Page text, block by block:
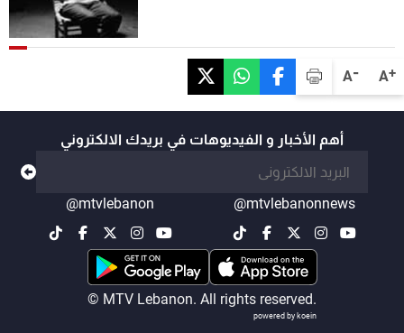
A+
A-
أهم الأخبار و الفيديوهات في بريدك الالكتروني
@mtvlebanonnews
@mtvlebanon
© MTV Lebanon. All rights reserved.
powered by koein